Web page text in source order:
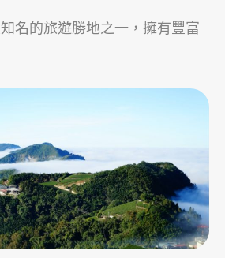
名的旅遊勝地之一，擁有豐富